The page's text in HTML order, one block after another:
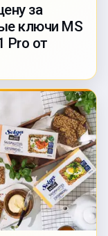
за
ключи MS
Pro от